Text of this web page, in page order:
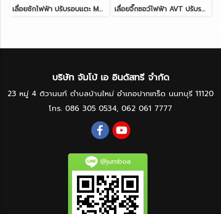
เลื่อยชักไฟฟ้า ปรับรอบแตะ MAKITA JR3051TK 1200W เลื่อยจิ๊กซอว์ไฟฟ้า AVT ปรับรอบได้ B-TYPE MAKITA 4350CT 720W
บริษัท จัมโบ้ เอ อินดัสทรี จำกัด
23 หมู่ 4 ติวานนท์ ตำบลบ้านใหม่ อำเภอปากเกร็ด นนทบุรี 11120
โทร. 086 305 0534, 062 061 7777
@jumboa